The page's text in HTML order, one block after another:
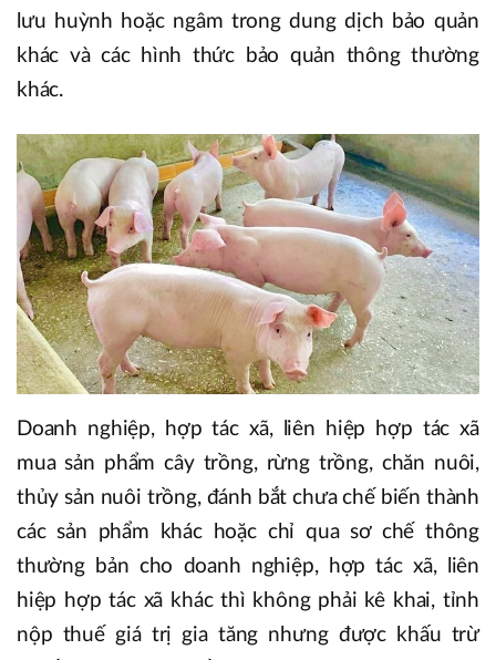
lưu huỳnh hoặc ngâm trong dung dịch bảo quản
khác và các hình thức bảo quản thông thường
khác.
Doanh nghiệp, hợp tác xã, liên hiệp hợp tác xã
mua sản phẩm cây trồng, rừng trồng, chăn nuôi,
thủy sản nuôi trồng, đánh bắt chưa chế biến thành
các sản phẩm khác hoặc chỉ qua sơ chế thông
thường bản cho doanh nghiệp, hợp tác xã, liên
hiệp hợp tác xã khác thì không phải kê khai, tỉnh
nộp thuế giá trị gia tăng nhưng được khấu trừ